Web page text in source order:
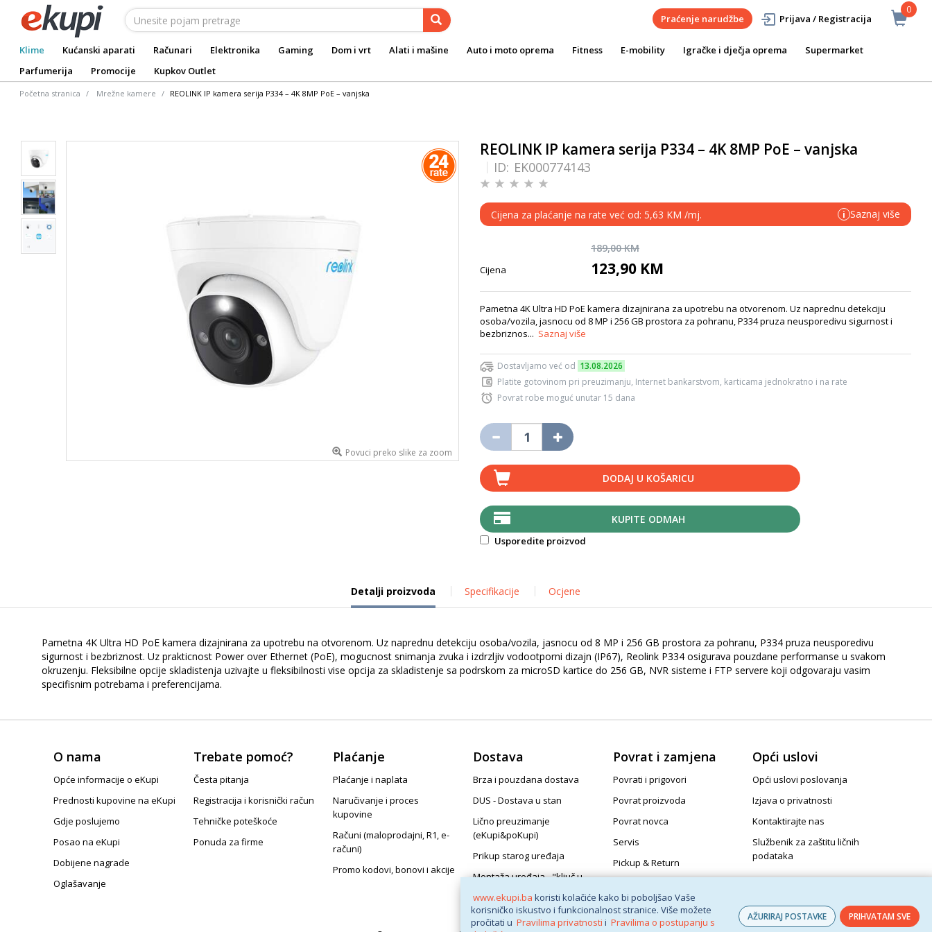
www.ekupi.ba koristi kolačiće kako bi poboljšao Vaše
korisničko iskustvo i funkcionalnost stranice. Više možete
pročitati u Pravilima privatnosti i Pravilima o postupanju s
AŽURIRAJ POSTAVKE PRIHVATAM SVE
0
Praćenje narudžbe Prijava / Registracija
Klime Kućanski aparati Računari Elektronika Gaming Dom i vrt Alati i mašine Auto i moto oprema Fitness E-mobility Igračke i dječja oprema
Supermarket
Parfumerija
Promocije Kupkov Outlet
Početna stranica Mrežne kamere REOLINK IP kamera serija P334 – 4K 8MP PoE – vanjska
Povuci preko slike za zoom
REOLINK IP kamera serija P334 – 4K 8MP PoE – vanjska
ID: EK000774143
Cijena za plaćanje na rate već od: 5,63 KM /mj. i Saznaj više
189,00 KM
Cijena 123,90 KM
Pametna 4K Ultra HD PoE kamera dizajnirana za upotrebu na otvorenom. Uz naprednu detekciju
osoba/vozila, jasnocu od 8 MP i 256 GB prostora za pohranu, P334 pruza neusporedivu sigurnost i
bezbriznos... Saznaj više
Dostavljamo već od 13.08.2026
Platite gotovinom pri preuzimanju, Internet bankarstvom, karticama jednokratno i na rate
Povrat robe moguć unutar 15 dana
DODAJ U KOŠARICU
KUPITE ODMAH
Usporedite proizvod
Detalji proizvoda Specifikacije Ocjene
Pametna 4K Ultra HD PoE kamera dizajnirana za upotrebu na otvorenom. Uz naprednu detekciju osoba/vozila, jasnocu od 8 MP i 256 GB prostora za pohranu, P334 pruza neusporedivu
sigurnost i bezbriznost. Uz prakticnost Power over Ethernet (PoE), mogucnost snimanja zvuka i izdrzljiv vodootporni dizajn (IP67), Reolink P334 osigurava pouzdane performanse u svakom
okruzenju. Fleksibilne opcije skladistenja uzivajte u fleksibilnosti vise opcija za skladistenje sa podrskom za microSD kartice do 256 GB, NVR sisteme i FTP servere koji odgovaraju vasim
specifisnim potrebama i preferencijama.
O nama
Opće informacije o eKupi
Prednosti kupovine na eKupi
Gdje poslujemo
Posao na eKupi
Dobijene nagrade
Oglašavanje
Trebate pomoć?
Česta pitanja
Registracija i korisnički račun
Tehničke poteškoće
Ponuda za firme
Plaćanje
Plaćanje i naplata
Naručivanje i proces
kupovine
Računi (maloprodajni, R1, e-
računi)
Promo kodovi, bonovi i akcije
Dostava
Brza i pouzdana dostava
DUS - Dostava u stan
Lično preuzimanje
(eKupi&poKupi)
Prikup starog uređaja
Montaža uređaja - "ključ u
Povrat i zamjena
Povrati i prigovori
Povrat proizvoda
Povrat novca
Servis
Pickup & Return
Opći uslovi
Opći uslovi poslovanja
Izjava o privatnosti
Kontaktirajte nas
Službenik za zaštitu ličnih
podataka